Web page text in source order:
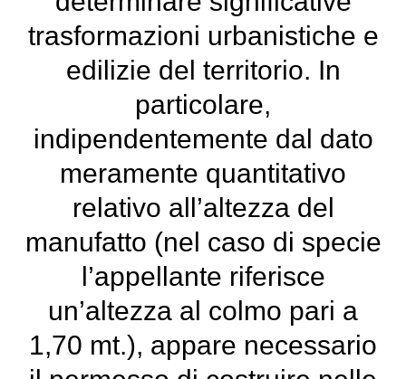
trasformazioni urbanistiche e
edilizie del territorio. In
particolare,
indipendentemente dal dato
meramente quantitativo
relativo all’altezza del
manufatto (nel caso di specie
l’appellante riferisce
un’altezza al colmo pari a
1,70 mt.), appare necessario